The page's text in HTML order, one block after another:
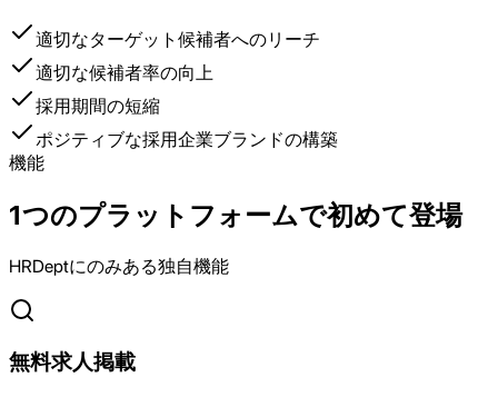
適切なターゲット候補者へのリーチ
適切な候補者率の向上
採用期間の短縮
ポジティブな採用企業ブランドの構築
機能
1つのプラットフォームで初めて登場
HRDeptにのみある独自機能
無料求人掲載